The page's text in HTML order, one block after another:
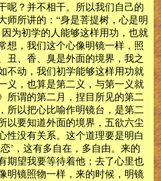
呢？并不相干。所以我们自己的
师所讲的：“身是菩提树，心是明
为初学的人能够这样用功，也就
想，我们这个心像明镜一样，照
丑、香、臭是外面的境界，我之
不动，我们初学能够这样用功就
义，也算是第二义，与第一义就
所谓的第二月，捏目所见的第二
所以把心比喻作明镜台，是第二
以要知道外面的境界，五欲六尘
性没有关系。这个道理要是明白
’，这有多自在，多自由。来的
期望我要等待着他；去了心里也
明镜照物一样，来的时候，明镜